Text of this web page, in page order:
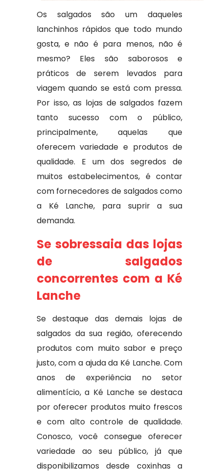
Os salgados são um daqueles
lanchinhos rápidos que todo mundo
gosta, e não é para menos, não é
mesmo? Eles são saborosos e
práticos de serem levados para
viagem quando se está com pressa.
Por isso, as lojas de salgados fazem
tanto sucesso com o público,
principalmente, aquelas que
oferecem variedade e produtos de
qualidade. E um dos segredos de
muitos estabelecimentos, é contar
com fornecedores de salgados como
a Ké Lanche, para suprir a sua
demanda.
Se sobressaia das lojas
de salgados
concorrentes com a Ké
Lanche
Se destaque das demais lojas de
salgados da sua região, oferecendo
produtos com muito sabor e preço
justo, com a ajuda da Ké Lanche. Com
anos de experiência no setor
alimentício, a Ké Lanche se destaca
por oferecer produtos muito frescos
e com alto controle de qualidade.
Conosco, você consegue oferecer
variedade ao seu público, já que
disponibilizamos desde coxinhas a